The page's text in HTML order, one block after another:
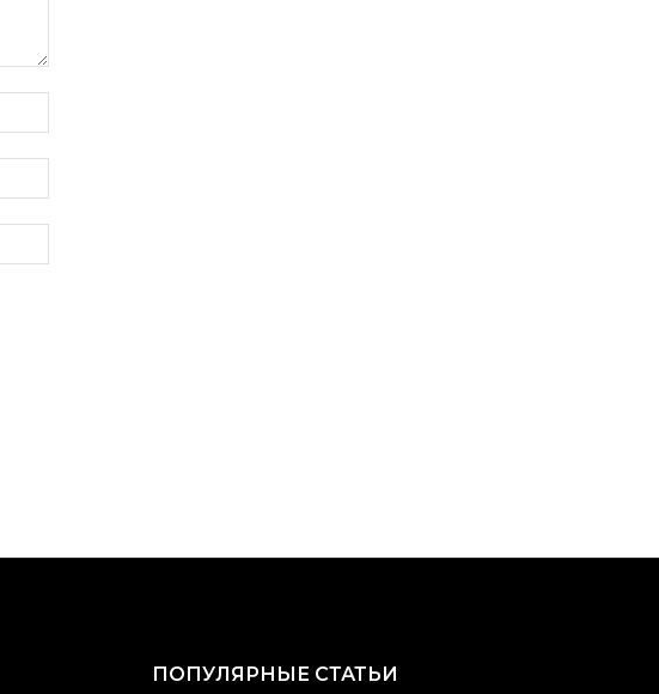
ПОПУЛЯРНЫЕ СТАТЬИ